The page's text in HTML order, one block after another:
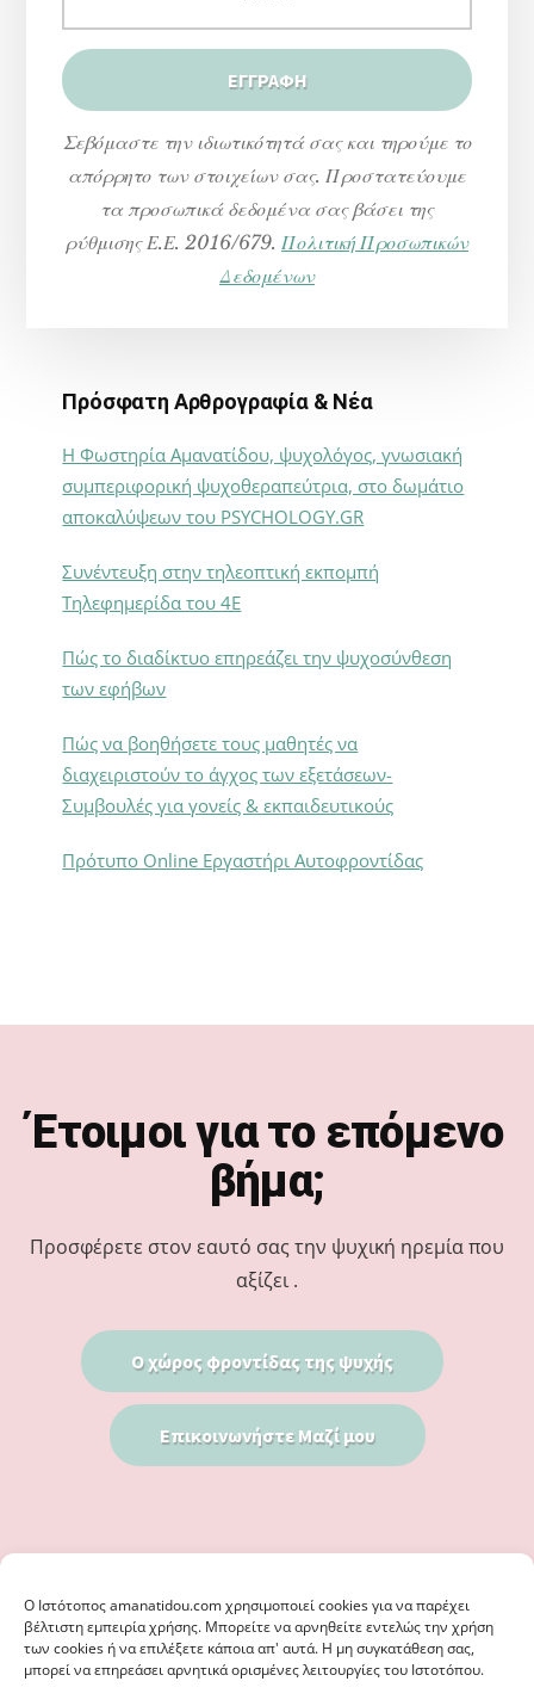
Ο Iστότοπος amanatidou.com χρησιμοποιεί cookies για να παρέχει
βέλτιστη εμπειρία χρήσης. Μπορείτε να αρνηθείτε εντελώς την χρήση
των cookies ή να επιλέξετε κάποια απ' αυτά. Η μη συγκατάθεση σας,
μπορεί να επηρεάσει αρνητικά ορισμένες λειτουργίες του Ιστοτόπου.
Σεβόμαστε την ιδιωτικότητά σας και τηρούμε το
απόρρητο των στοιχείων σας. Προστατεύουμε
τα προσωπικά δεδομένα σας βάσει της
ρύθμισης Ε.Ε. 2016/679. Πολιτική Προσωπικών
Δεδομένων
Πρόσφατη Αρθρογραφία & Νέα
Η Φωστηρία Αμανατίδου, ψυχολόγος, γνωσιακή
συμπεριφορική ψυχοθεραπεύτρια, στο δωμάτιο
αποκαλύψεων του PSYCHOLOGY.GR
Συνέντευξη στην τηλεοπτική εκπομπή
Τηλεφημερίδα του 4Ε
Πώς το διαδίκτυο επηρεάζει την ψυχοσύνθεση
των εφήβων
Πώς να βοηθήσετε τους μαθητές να
διαχειριστούν το άγχος των εξετάσεων-
Συμβουλές για γονείς & εκπαιδευτικούς
Πρότυπο Online Εργαστήρι Αυτοφροντίδας
Έτοιμοι για το επόμενο
βήμα;
Προσφέρετε στον εαυτό σας την ψυχική ηρεμία που
αξίζει .
Ο χώρος φροντίδας της ψυχής
Επικοινωνήστε Μαζί μου